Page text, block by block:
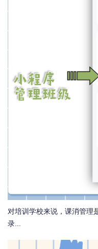
对培训学校来说，课消管理
录...